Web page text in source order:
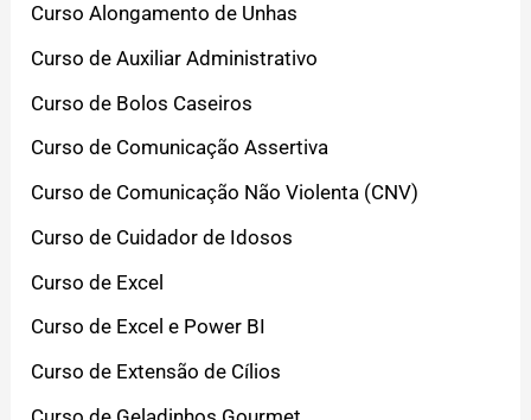
Curso Alongamento de Unhas
Curso de Auxiliar Administrativo
Curso de Bolos Caseiros
Curso de Comunicação Assertiva
Curso de Comunicação Não Violenta (CNV)
Curso de Cuidador de Idosos
Curso de Excel
Curso de Excel e Power BI
Curso de Extensão de Cílios